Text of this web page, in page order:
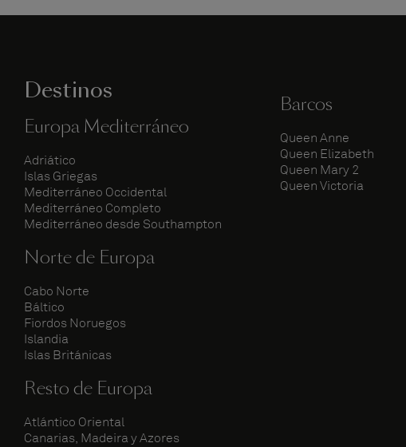
Destinos
Europa Mediterráneo
Adriático
Islas Griegas
Mediterráneo Occidental
Mediterráneo Completo
Mediterráneo desde Southampton
Norte de Europa
Cabo Norte
Báltico
Fiordos Noruegos
Islandia
Islas Británicas
Resto de Europa
Atlántico Oriental
Canarias, Madeira y Azores
Barcos
Queen Anne
Queen Elizabeth
Queen Mary 2
Queen Victoria